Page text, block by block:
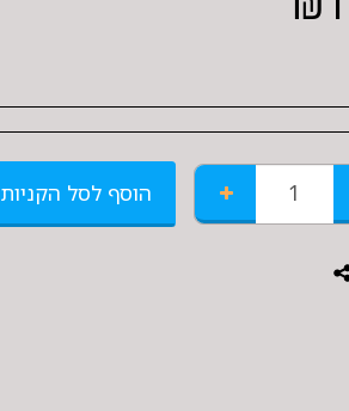
הוסף לסל הקניות